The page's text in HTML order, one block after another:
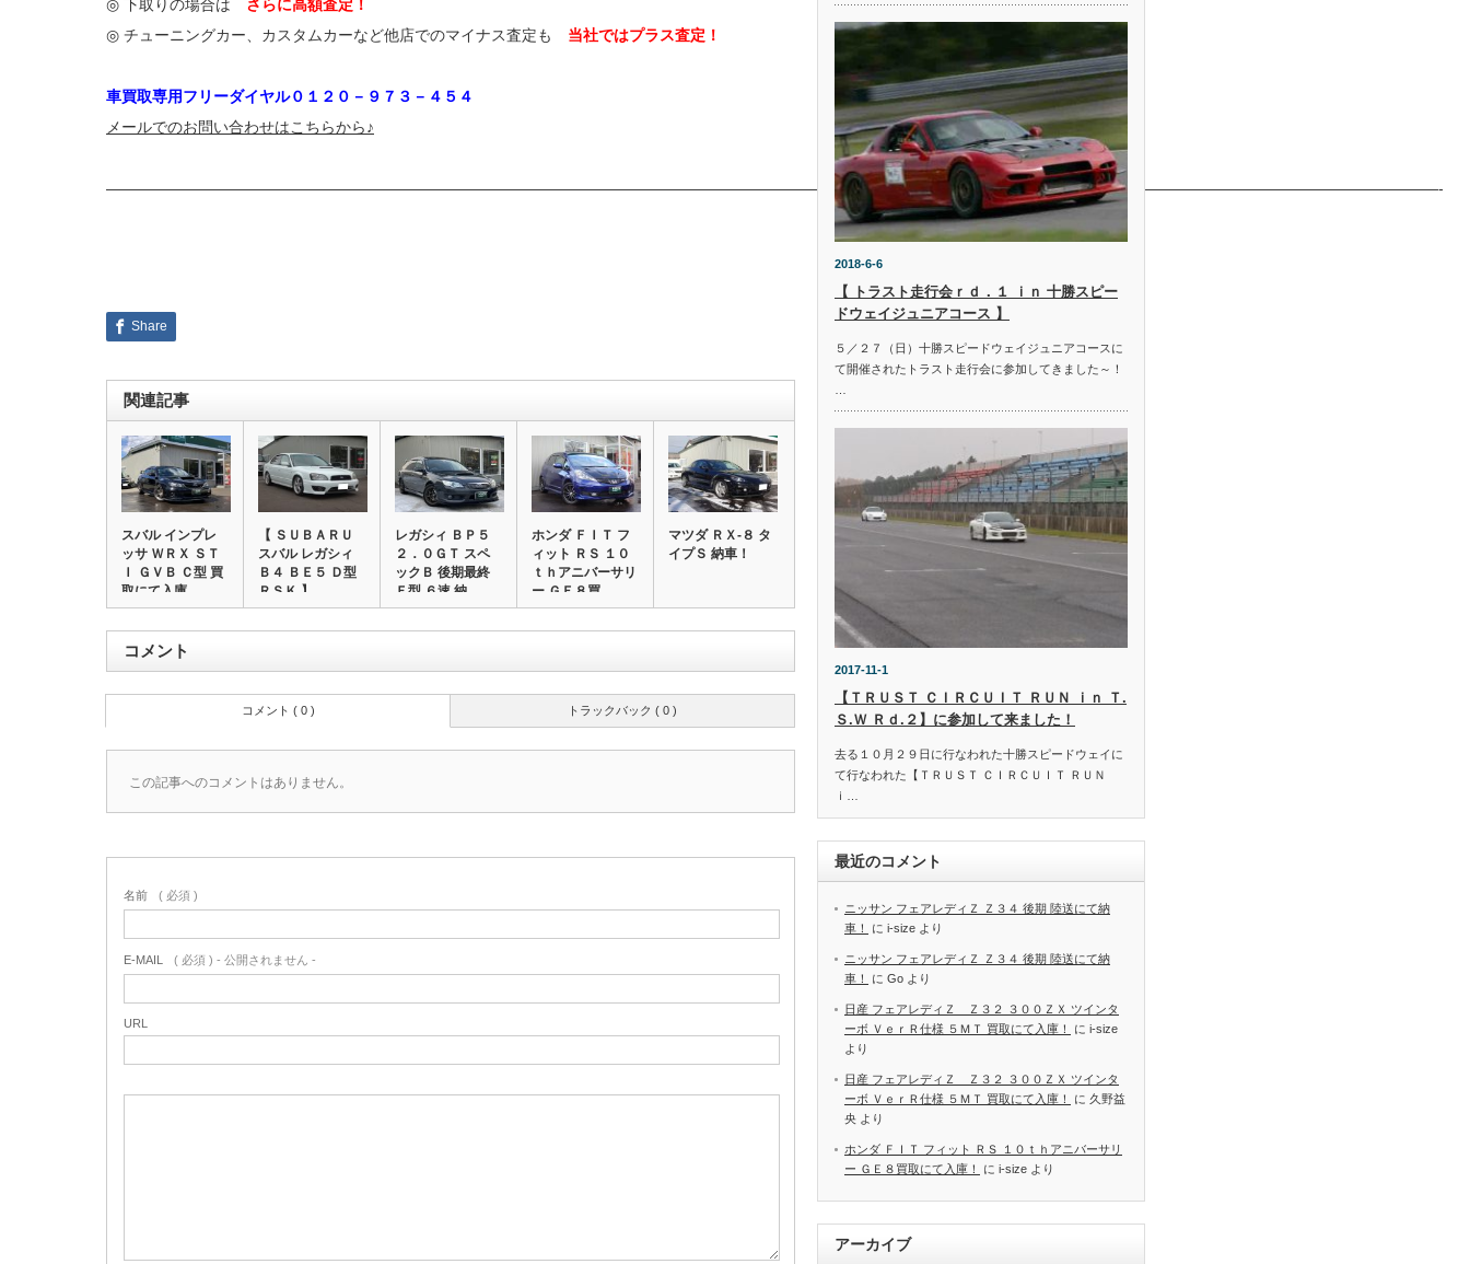
◎ 下取りの場合は さらに高額査定！
◎ チューニングカー、カスタムカーなど他店でのマイナス査定も 当社ではプラス査定！
車買取専用フリーダイヤル０１２０－９７３－４５４
メールでのお問い合わせはこちらから♪
———————————————————————————————————————————————————————————————————————————————————————-
Share
関連記事
スバル インプレ
ッサ ＷＲＸ ＳＴ
Ｉ ＧＶＢ Ｃ型 買
取にて入庫…
【 ＳＵＢＡＲＵ
スバル レガシィ
Ｂ４ ＢＥ５ Ｄ型
ＲＳＫ 】…
レガシィ ＢＰ５
２．０ＧＴ スペ
ックＢ 後期最終
Ｆ型 ６速 納…
ホンダ ＦＩＴ フ
ィット ＲＳ １０
ｔｈアニバーサリ
ー ＧＥ８買…
マツダ ＲＸ‐８ タ
イプＳ 納車！
コメント
トラックバック ( 0 )
コメント ( 0 )
この記事へのコメントはありません。
名前 ( 必須 )
E-MAIL ( 必須 ) - 公開されません -
URL
2018-6-6
【 トラスト走行会ｒｄ．１ ｉｎ 十勝スピー
ドウェイジュニアコース 】
５／２７（日）十勝スピードウェイジュニアコースに
て開催されたトラスト走行会に参加してきました～！
2017-11-1
【ＴＲＵＳＴ ＣＩＲＣＵＩＴ ＲＵＮ ｉｎ Ｔ.
Ｓ.Ｗ Ｒｄ.２】に参加して来ました！
去る１０月２９日に行なわれた十勝スピードウェイに
て行なわれた【ＴＲＵＳＴ ＣＩＲＣＵＩＴ ＲＵＮ
ｉ…
最近のコメント
ニッサン フェアレディＺ Ｚ３４ 後期 陸送にて納
車！
に i-size より
ニッサン フェアレディＺ Ｚ３４ 後期 陸送にて納
車！
に Go より
日産 フェアレディＺ Ｚ３２ ３００ＺＸ ツインタ
ーボ ＶｅｒＲ仕様 ５ＭＴ 買取にて入庫！
に i-size
より
日産 フェアレディＺ Ｚ３２ ３００ＺＸ ツインタ
ーボ ＶｅｒＲ仕様 ５ＭＴ 買取にて入庫！
に 久野益
央 より
ホンダ ＦＩＴ フィット ＲＳ １０ｔｈアニバーサリ
ー ＧＥ８買取にて入庫！
に i-size より
アーカイブ